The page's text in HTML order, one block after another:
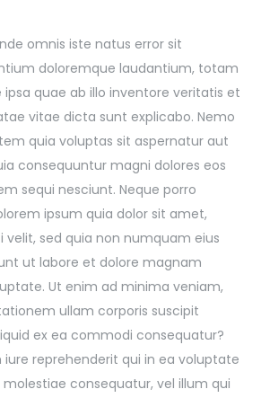
omnis iste natus error sit
doloremque laudantium, totam
quae ab illo inventore veritatis et
vitae dicta sunt explicabo. Nemo
quia voluptas sit aspernatur aut
consequuntur magni dolores eos
sequi nesciunt. Neque porro
ipsum quia dolor sit amet,
velit, sed quia non numquam eius
ut labore et dolore magnam
Ut enim ad minima veniam,
ullam corporis suscipit
ex ea commodi consequatur?
reprehenderit qui in ea voluptate
consequatur, vel illum qui